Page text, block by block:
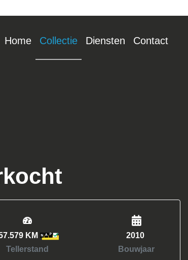
Home Collectie Diensten Contact
KM
Tellerstand
2010
Bouwjaar